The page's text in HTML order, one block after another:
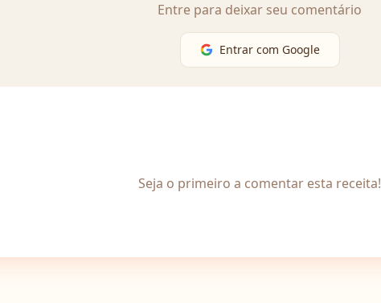
Entre para deixar seu comentário
Entrar com Google
Seja o primeiro a comentar esta receita!